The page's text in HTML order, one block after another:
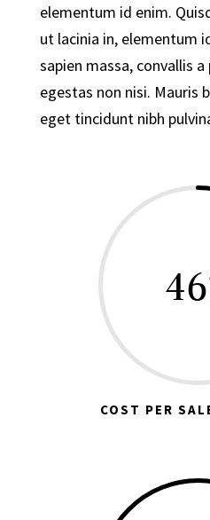
elementum id enim.
ut lacinia in, elementum
sapien massa, convallis
egestas non nisi. Mauris
eget tincidunt nibh
46
COST PER